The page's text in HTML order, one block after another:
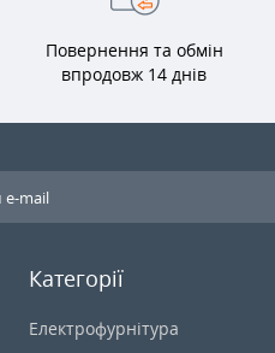
Повернення та обмін
впродовж 14 днів
Категорії
Електрофурнітура